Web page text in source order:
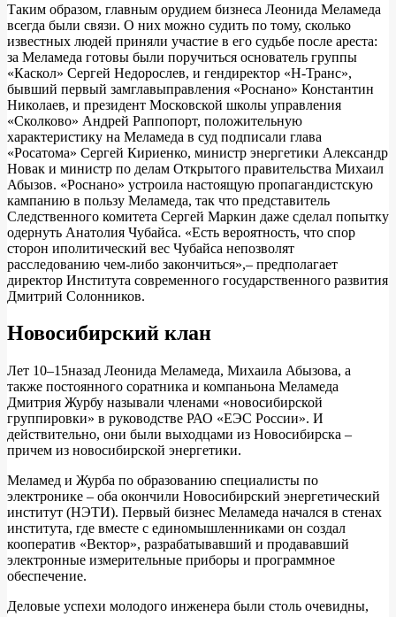
Таким образом, главным орудием бизнеса Леонида Меламеда
всегда были связи. О них можно судить по тому, сколько
известных людей приняли участие в его судьбе после ареста:
за Меламеда готовы были поручиться основатель группы
«Каскол» Сергей Недорослев, и гендиректор «Н-Транс»,
бывший первый замглавыправления «Роснано» Константин
Николаев, и президент Московской школы управления
«Сколково» Андрей Раппопорт, положительную
характеристику на Меламеда в суд подписали глава
«Росатома» Сергей Кириенко, министр энергетики Александр
Новак и министр по делам Открытого правительства Михаил
Абызов. «Роснано» устроила настоящую пропагандистскую
кампанию в пользу Меламеда, так что представитель
Следственного комитета Сергей Маркин даже сделал попытку
одернуть Анатолия Чубайса. «Есть вероятность, что спор
сторон иполитический вес Чубайса непозволят
расследованию чем-либо закончиться»,– предполагает
директор Института современного государственного развития
Дмитрий Солонников.
Новосибирский клан
Лет 10–15назад Леонида Меламеда, Михаила Абызова, а
также постоянного соратника и компаньона Меламеда
Дмитрия Журбу называли членами «новосибирской
группировки» в руководстве РАО «ЕЭС России». И
действительно, они были выходцами из Новосибирска –
причем из новосибирской энергетики.
Меламед и Журба по образованию специалисты по
электронике – оба окончили Новосибирский энергетический
институт (НЭТИ). Первый бизнес Меламеда начался в стенах
института, где вместе с единомышленниками он создал
кооператив «Вектор», разрабатывавший и продававший
электронные измерительные приборы и программное
обеспечение.
Деловые успехи молодого инженера были столь очевидны,